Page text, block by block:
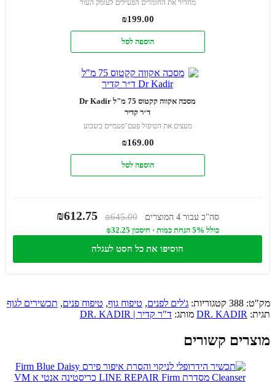
מחדיר את החומרים הפעילים לעומק העור
₪199.00
הוספה לסל
מסכה אקווה קקטוס 75 מ"ל Dr Kadir
ד״ר קדיר
מעצים את הטיפול פעם־פעמיים בשבוע
₪169.00
הוספה לסל
סה"כ עבור 4 המוצרים ₪645.00
₪612.75
כולל 5% הנחת כמות · חיסכון ₪32.25
הוסיפו את כל הסט לעגלה
מק"ט: 388 קטגוריות: ג'לים לפנים, טיפוח גוף, טיפוח פנים, תכשירים לגוף
תגית: DR. KADIR מותג: ד"ר קדיר | DR. KADIR
מוצרים קשורים